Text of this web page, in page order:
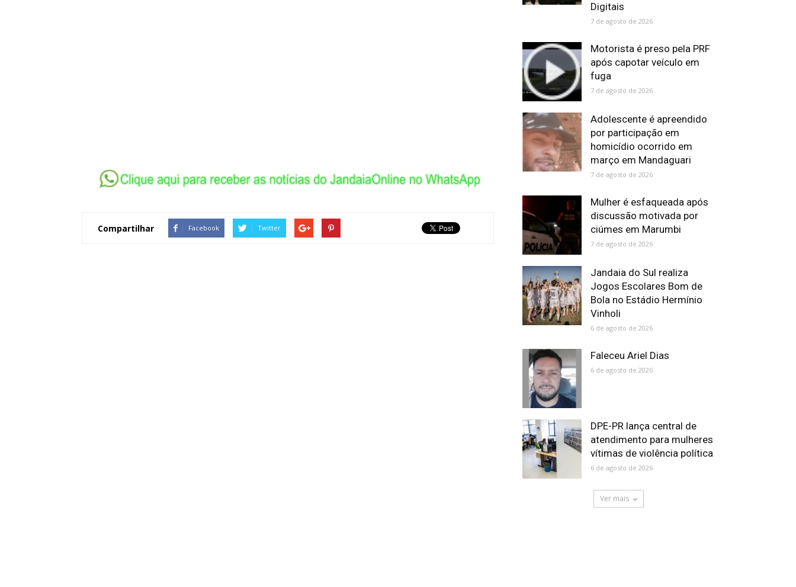
Compartilhar Facebook Twitter
Digitais
7 de agosto de 2026
Motorista é preso pela PRF
após capotar veículo em
fuga
7 de agosto de 2026
Adolescente é apreendido
por participação em
homicídio ocorrido em
março em Mandaguari
7 de agosto de 2026
Mulher é esfaqueada após
discussão motivada por
ciúmes em Marumbi
7 de agosto de 2026
Jandaia do Sul realiza
Jogos Escolares Bom de
Bola no Estádio Hermínio
Vinholi
6 de agosto de 2026
Faleceu Ariel Dias
6 de agosto de 2026
DPE-PR lança central de
atendimento para mulheres
vítimas de violência política
6 de agosto de 2026
Ver mais